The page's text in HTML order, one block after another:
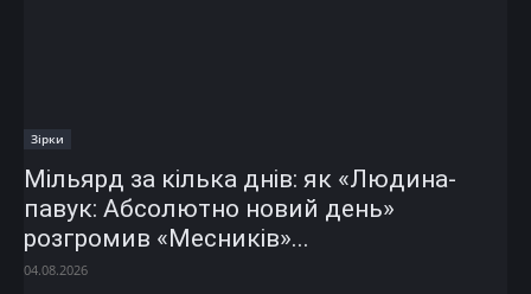
Зірки
Мільярд за кілька днів: як «Людина-
павук: Абсолютно новий день»
розгромив «Месників»...
04.08.2026